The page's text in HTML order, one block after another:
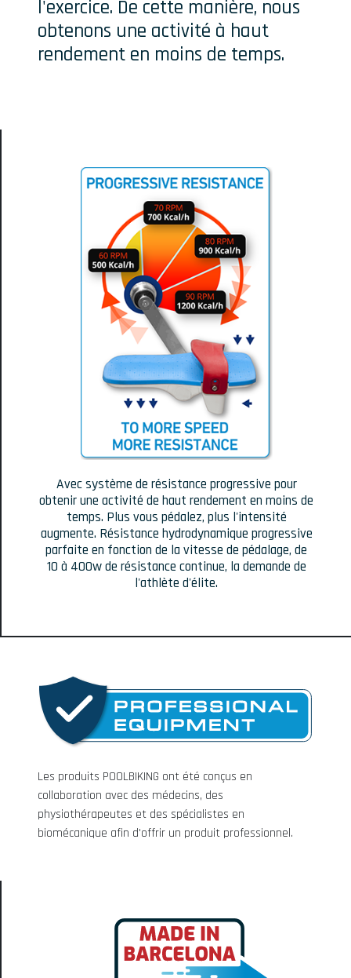
l'exercice. De cette manière, nous
obtenons une activité à haut
rendement en moins de temps.
Avec système de résistance progressive pour
obtenir une activité de haut rendement en moins de
temps. Plus vous pédalez, plus l'intensité
augmente. Résistance hydrodynamique progressive
parfaite en fonction de la vitesse de pédalage, de
10 à 400w de résistance continue, la demande de
l'athlète d'élite.
Les produits POOLBIKING ont été conçus en
collaboration avec des médecins, des
physiothérapeutes et des spécialistes en
biomécanique afin d'offrir un produit professionnel.